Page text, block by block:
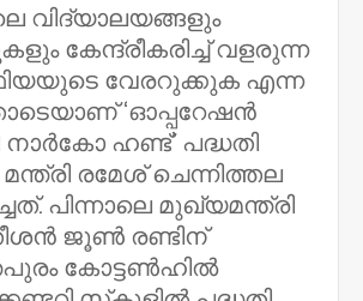
വിദ്യാലയങ്ങളും
കേന്ദ്രീകരിച്ച് വളരുന്ന
വേരറുക്കുക എന്ന
‘ഓപ്പറേഷന്‍
ഹണ്ട്’ പദ്ധതി
രമേശ് ചെന്നിത്തല
പിന്നാലെ മുഖ്യമന്ത്രി
ജൂണ്‍ രണ്ടിന്
കോട്ടണ്‍ഹില്‍